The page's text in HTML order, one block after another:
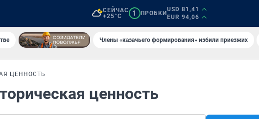
СЕЙЧАС
+25°C
1 ПРОБКИ
USD 81,41
EUR 94,06
Члены «казачьего формирования» избили приезжих
ЦЕННОСТЬ
ценность